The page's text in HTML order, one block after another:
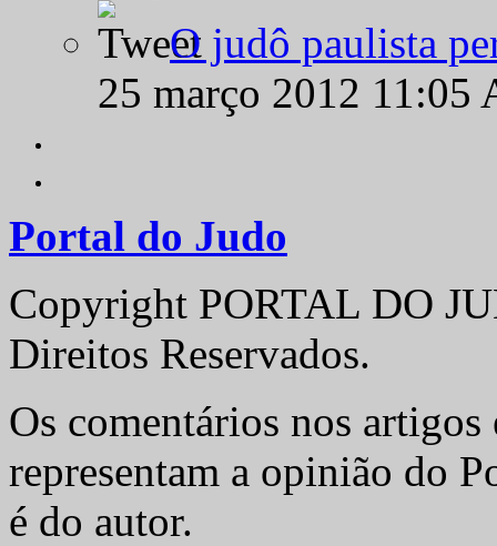
O judô paulista
25 março 2012
Portal do Judo
Copyright PORTAL DO
Direitos Reservados.
Os comentários nos artigos
representam a opinião do
é do autor.